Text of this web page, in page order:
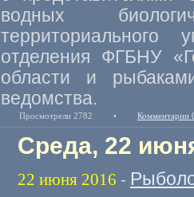
водных
территориального
отделения ФГБНУ
«
области и
ведомства.
Просмотрели 2782 • Комментарии
Среда, 22
22 июня 2016 -